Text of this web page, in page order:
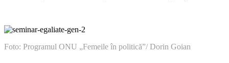
Fоto: Programul ONU „Femeile în politică”/ Dorin Goian